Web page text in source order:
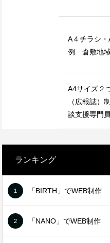
LINEリッチメニュ
A４チラシ
例 倉敷地域
A4サイズ２
（広報誌
談支援専門
ランキング
1 「BIRTH」でWEB制作
2 「NANO」でWEB制作